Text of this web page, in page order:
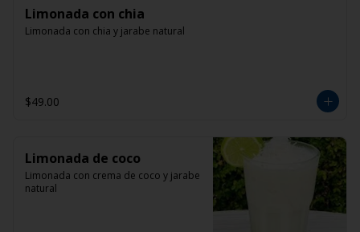
Limonada con chia
Limonada con chia y jarabe natural
$49.00
Limonada de coco
Limonada con crema de coco y jarabe
natural